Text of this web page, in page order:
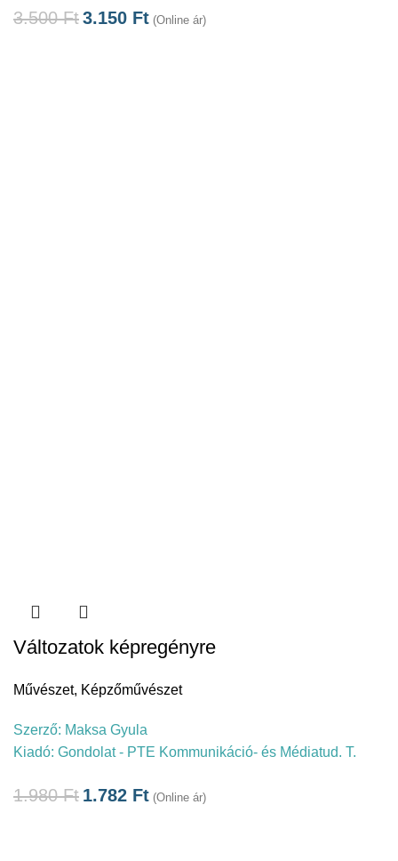
3.500Ft3.150 Ft (Online ár)
Változatok képregényre
Művészet, Képzőművészet
Szerző: Maksa Gyula
Kiadó: Gondolat - PTE Kommunikáció- és Médiatud. T.
1.980Ft 1.782 Ft (Online ár)